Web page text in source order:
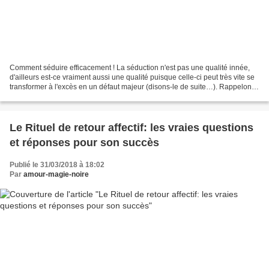
Comment séduire efficacement ! La séduction n'est pas une qualité innée,
d'ailleurs est-ce vraiment aussi une qualité puisque celle-ci peut très vite se
transformer à l'excès en un défaut majeur (disons-le de suite…). Rappelons
Le Rituel de retour affectif: les vraies questions
et réponses pour son succès
Publié le 31/03/2018 à 18:02
Par amour-magie-noire